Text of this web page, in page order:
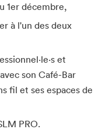
1er décembre,
à l'un des deux
et
son Café-Bar
fil et ses espaces de
PRO.